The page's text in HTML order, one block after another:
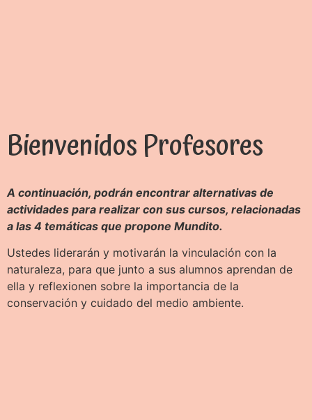
Bienvenidos Profesores​
A continuación, podrán encontrar alternativas de
actividades para realizar con sus cursos, relacionadas
a las 4 temáticas que propone Mundito.
Ustedes liderarán y motivarán la vinculación con la
naturaleza, para que junto a sus alumnos aprendan de
ella y reflexionen sobre la importancia de la
conservación y cuidado del medio ambiente.